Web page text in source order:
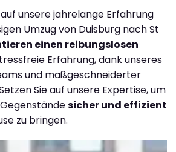
unsere jahrelange Erfahrung
Umzug von Duisburg nach St
einen reibungslosen
Erfahrung, dank unseres
und maßgeschneiderter
Sie auf unsere Expertise, um
sicher und effizient
zu bringen.